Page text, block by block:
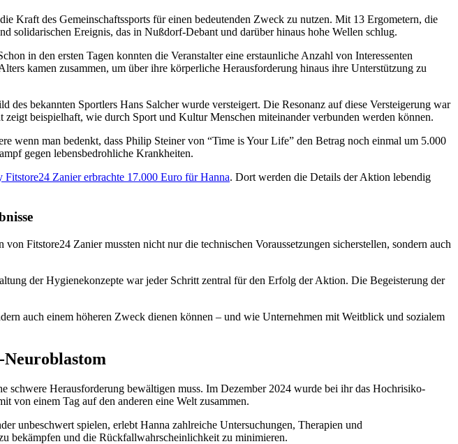
Kraft des Gemeinschaftssports für einen bedeutenden Zweck zu nutzen. Mit 13 Ergometern, die
solidarischen Ereignis, das in Nußdorf-Debant und darüber hinaus hohe Wellen schlug.
in den ersten Tagen konnten die Veranstalter eine erstaunliche Anzahl von Interessenten
kamen zusammen, um über ihre körperliche Herausforderung hinaus ihre Unterstützung zu
bekannten Sportlers Hans Salcher wurde versteigert. Die Resonanz auf diese Versteigerung war
beispielhaft, wie durch Sport und Kultur Menschen miteinander verbunden werden können.
wenn man bedenkt, dass Philip Steiner von “Time is Your Life” den Betrag noch einmal um 5.000
gegen lebensbedrohliche Krankheiten.
Fitstore24 Zanier erbrachte 17.000 Euro für Hanna. Dort werden die Details der Aktion lebendig
Fitstore24 Zanier mussten nicht nur die technischen Voraussetzungen sicherstellen, sondern auch
der Hygienekonzepte war jeder Schritt zentral für den Erfolg der Aktion. Die Begeisterung der
auch einem höheren Zweck dienen können – und wie Unternehmen mit Weitblick und sozialem
Neuroblastom
schwere Herausforderung bewältigen muss. Im Dezember 2024 wurde bei ihr das Hochrisiko-
von einem Tag auf den anderen eine Welt zusammen.
unbeschwert spielen, erlebt Hanna zahlreiche Untersuchungen, Therapien und
bekämpfen und die Rückfallwahrscheinlichkeit zu minimieren.